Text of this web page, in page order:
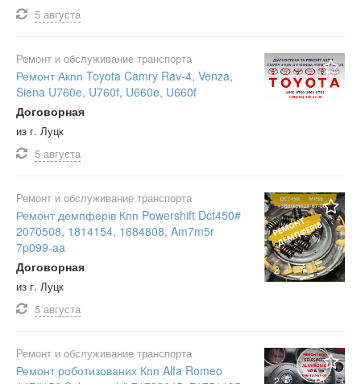
5 августа
Ремонт и обслуживание транспорта
Ремонт Акпп Toyota Camry Rav-4, Venza,
Siena U760e, U760f, U660e, U660f
Договорная
из г. Луцк
5 августа
2
Ремонт и обслуживание транспорта
Ремонт демпферів Кпп Powershift Dct450#
2070508, 1814154, 1684808, Am7m5r
7p099-aa
Договорная
из г. Луцк
5 августа
2
Ремонт и обслуживание транспорта
Ремонт роботизованих Кпп Alfa Romeo